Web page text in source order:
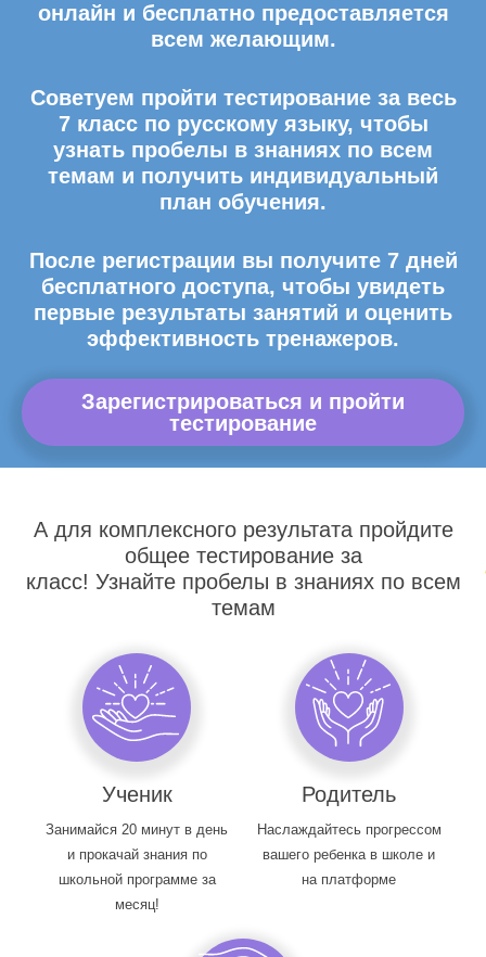
онлайн и бесплатно предоставляется
всем желающим.
Советуем пройти тестирование за весь
7 класс по русскому языку, чтобы
узнать пробелы в знаниях по всем
темам и получить индивидуальный
план обучения.
После регистрации вы получите 7 дней
бесплатного доступа, чтобы увидеть
первые результаты занятий и оценить
эффективность тренажеров.
Зарегистрироваться и пройти
тестирование
А для комплексного результата пройдите
общее тестирование за
класс! Узнайте пробелы в знаниях по всем
темам
Ученик
Занимайся 20 минут в день
и прокачай знания по
школьной программе за
месяц!
Родитель
Наслаждайтесь прогрессом
вашего ребенка в школе и
на платформе